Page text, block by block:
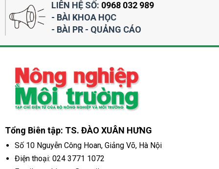
LIÊN HỆ SỐ: 0968 032 989
- BÀI KHOA HỌC
- BÀI PR - QUẢNG CÁO
Tổng Biên tập: TS. ĐÀO XUÂN HƯNG
Số 10 Nguyễn Công Hoan, Giảng Võ, Hà Nội
Điện thoại: 024 3771 1072